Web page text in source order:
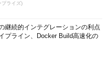
プライズ)
継続的インテグレーションの利点
プライン、Docker Build高速化の